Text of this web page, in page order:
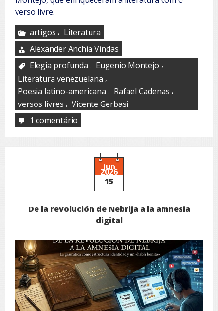
verso livre.
artigos , Literatura
Alexander Anchia Vindas
Elegia profunda , Eugenio Montejo ,
Literatura venezuelana ,
Poesia latino-americana , Rafael Cadenas ,
versos livres , Vicente Gerbasi
1 comentário
nación,
un
método,
poetas,
mentalidades
jun
2026
15
De la revolución de Nebrija a la amnesia
digital